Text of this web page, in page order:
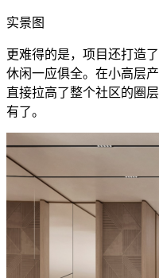
实景图
更难得的是，项目还打造
休闲一应俱全。在小高层
直接拉高了整个社区的圈
有了。